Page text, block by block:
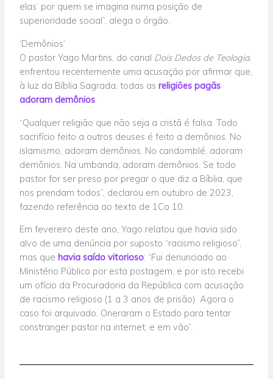
elas’ por quem se imagina numa posição de
superioridade social”, alega o órgão.
‘Demônios’
O pastor Yago Martins, do canal Dois Dedos de Teologia,
enfrentou recentemente uma acusação por afirmar que,
à luz da Bíblia Sagrada, todas asreligiões pagãs
adoram demônios.
“Qualquer religião que não seja a cristã é falsa. Todo
sacrifício feito a outros deuses é feito a demônios. No
islamismo, adoram demônios. No candomblé, adoram
demônios. Na umbanda, adoram demônios. Se todo
pastor for ser preso por pregar o que diz a Bíblia, que
nos prendam todos”, declarou em outubro de 2023,
fazendo referência ao texto de 1Co 10.
Em fevereiro deste ano, Yago relatou que havia sido
alvo de uma denúncia por suposto “racismo religioso”,
mas que havia saído vitorioso: “Fui denunciado ao
Ministério Público por esta postagem, e por isto recebi
um ofício da Procuradoria da República com acusação
de racismo religioso (1 a 3 anos de prisão). Agora o
caso foi arquivado. Oneraram o Estado para tentar
constranger pastor na internet, e em vão”.